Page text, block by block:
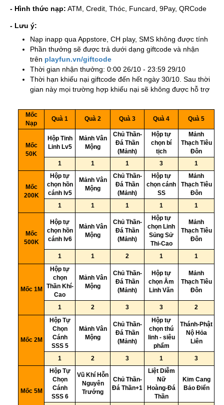
- Hình thức nạp: ATM, Credit, Thóc, Funcard, 9Pay, QRCode
- Lưu ý:
Nạp inapp qua Appstore, CH play, SMS không được tính
Phần thưởng sẽ được trả dưới dạng giftcode và nhận
trên playfun.vn/giftcode
Thời gian nhận thưởng: 0:00 26/10 - 23:59 29/10
Thời hạn khiếu nại giftcode đến hết ngày 30/10. Sau thời
gian này mọi trường hợp khiếu nại sẽ không được hỗ trợ
Mốc
Nạp
Quà 1 Quà 2 Quà 3 Quà 4 Quà 5
Mốc
50K
Hộp Tinh
Linh Lv5
Mảnh Vân
Mộng
Chủ Thần-
Đá Thần
(Mảnh)
Hộp tự
chọn bí
tịch
Mảnh
Thạch Tiêu
Đôn
1 1 1 3 1
Mốc
200K
Hộp tự
chọn hồn
cánh lv5
Mảnh Vân
Mộng
Chủ Thần-
Đá Thần
(Mảnh)
Hộp tự
chọn cánh
SS
Mảnh
Thạch Tiêu
Đôn
1 1 1 1 1
Mốc
500K
Hộp tự
chọn hồn
cánh lv6
Mảnh Vân
Mộng
Chủ Thần-
Đá Thần
(Mảnh)
Hộp tự
chọn Linh
Sủng Sử
Thi-Cao
Mảnh
Thạch Tiêu
Đôn
1 1 2 1 1
Mốc 1M
Hộp tự
chọn
Thần Khí-
Cao
Mảnh Vân
Mộng
Chủ Thần-
Đá Thần
(Mảnh)
Hộp tự
chọn Âm
Linh Văn
Mảnh
Thạch Tiêu
Đôn
1 2 3 3 2
Mốc 2M
Hộp Tự
Chọn
Cánh
SSS 5
Mảnh Vân
Mộng
Chủ Thần-
Đá Thần
(Mảnh)
Hộp tự
chọn thú
linh - siêu
phẩm
Thánh-Phật
Nộ Hỏa
Liên
1 2 3 1 3
Mốc 5M
Hộp Tự
Chọn
Cánh
SSS 6
Vũ Khí Hỗn
Nguyên
Trướng
Chủ Thần-
Đá Thần+1
Liệt Diễm
Nữ
Hoàng-Đá
Thần
Kim Cang
Bảo Điển